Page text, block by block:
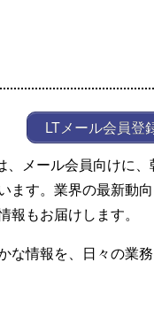
LTメール会員登
、メール会員向けに
ます。業界の最新動
報もお届けします。
な情報を、日々の業